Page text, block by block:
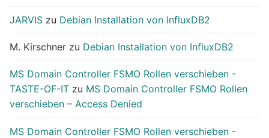
JARVIS zu Debian Installation von InfluxDB2
M. Kirschner zu Debian Installation von InfluxDB2
MS Domain Controller FSMO Rollen verschieben -
TASTE-OF-IT zu MS Domain Controller FSMO Rollen
verschieben – Access Denied
MS Domain Controller FSMO Rollen verschieben -